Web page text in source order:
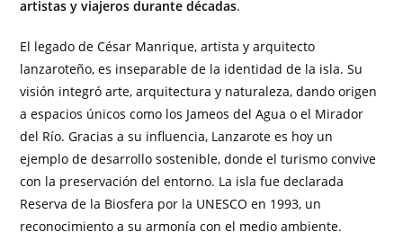
artistas y viajeros durante décadas.
El legado de César Manrique, artista y arquitecto
lanzaroteño, es inseparable de la identidad de la isla. Su
visión integró arte, arquitectura y naturaleza, dando origen
a espacios únicos como los Jameos del Agua o el Mirador
del Río. Gracias a su influencia, Lanzarote es hoy un
ejemplo de desarrollo sostenible, donde el turismo convive
con la preservación del entorno. La isla fue declarada
Reserva de la Biosfera por la UNESCO en 1993, un
reconocimiento a su armonía con el medio ambiente.